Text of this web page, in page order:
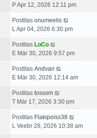
P Apr 12, 2026 12:11 pm
Postitas onumeelis
L Apr 04, 2026 6:30 pm
Postitas LoCo
E Mär 30, 2026 9:57 pm
Postitas Andvari
E Mär 30, 2026 12:14 am
Postitas tossom
T Mär 17, 2026 3:30 pm
Postitas Flakipoiss38
L Veebr 28, 2026 10:38 am